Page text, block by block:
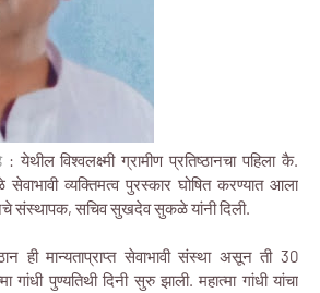
: येथील विश्वलक्ष्मी ग्रामीण प्रतिष्ठानचा पहिला कै.
व्यक्तिमत्व पुरस्कार घोषित करण्यात आला
संस्थापक, सचिव सुखदेव सुकळे यांनी दिली.
ही मान्यताप्राप्त सेवाभावी संस्था असून ती 30
गांधी पुण्यतिथी दिनी सुरु झाली. महात्मा गांधी यांचा